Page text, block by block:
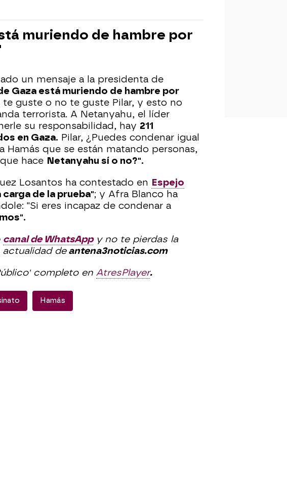
muriendo de hambre por
un mensaje a la presidenta de
Gaza está muriendo de hambre por
te guste o no te guste Pilar, y esto no
terrorista. A Netanyahu, el líder
su responsabilidad, hay 211
en Gaza. Pilar, ¿Puedes condenar igual
Hamás que se están matando personas,
hace Netanyahu sí o no?".
Losantos ha contestado en Espejo
de la prueba"; y Afra Blanco ha
"Si eres incapaz de condenar a
canal de WhatsAppy no te pierdas la
deantena3noticias.com
completo en AtresPlayer.
Hamás